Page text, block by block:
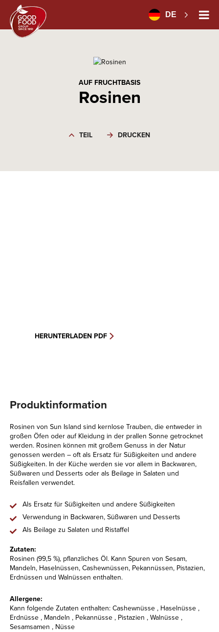
DE
AUF FRUCHTBASIS
Rosinen
TEIL DRUCKEN
HERUNTERLADEN PDF
Produktinformation
Rosinen von Sun Island sind kernlose Trauben, die entweder in
großen Öfen oder auf Kleidung in der prallen Sonne getrocknet
werden. Rosinen können mit großem Genuss in der Natur
genossen werden – oft als Ersatz für Süßigkeiten und andere
Süßigkeiten. In der Küche werden sie vor allem in Backwaren,
Süßwaren und Desserts oder als Beilage in Salaten und
Reisfallen verwendet.
Als Ersatz für Süßigkeiten und andere Süßigkeiten
Verwendung in Backwaren, Süßwaren und Desserts
Als Beilage zu Salaten und Ristaffel
Zutaten:
Rosinen (99,5 %), pflanzliches Öl. Kann Spuren von Sesam,
Mandeln, Haselnüssen, Cashewnüssen, Pekannüssen, Pistazien,
Erdnüssen und Walnüssen enthalten.
Allergene:
Kann folgende Zutaten enthalten: Cashewnüsse , Haselnüsse ,
Erdnüsse , Mandeln , Pekannüsse , Pistazien , Walnüsse ,
Sesamsamen , Nüsse